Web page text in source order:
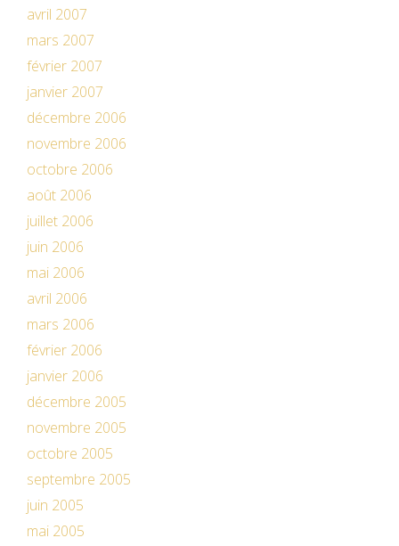
avril 2007
mars 2007
février 2007
janvier 2007
décembre 2006
novembre 2006
octobre 2006
août 2006
juillet 2006
juin 2006
mai 2006
avril 2006
mars 2006
février 2006
janvier 2006
décembre 2005
novembre 2005
octobre 2005
septembre 2005
juin 2005
mai 2005